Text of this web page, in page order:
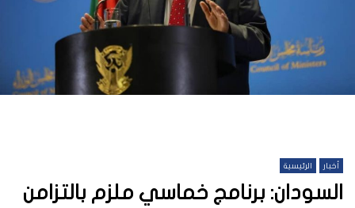
أخبار الرئيسية
السودان: برنامج خماسي ملزم بالتزامن